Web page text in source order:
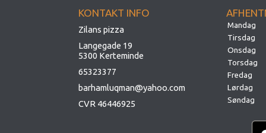
KONTAKT INFO
Zilans pizza
Langegade 19
5300 Kerteminde
65323377
barhamluqman@yahoo.com
CVR 46446925
Mandag
Tirsdag
Onsdag
Torsdag
Fredag
Lørdag
Søndag